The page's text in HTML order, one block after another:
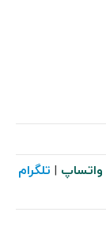
واتساپ | تلگرام